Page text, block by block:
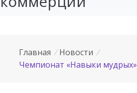
Главная / Новости /
Чемпионат «Навыки мудрых»